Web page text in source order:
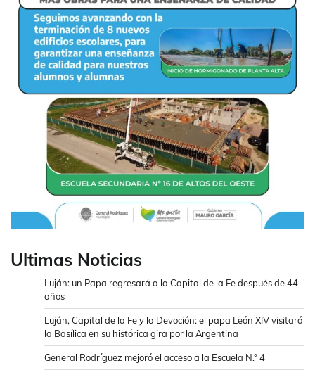
Ultimas Noticias
Luján: un Papa regresará a la Capital de la Fe después de 44
años
Luján, Capital de la Fe y la Devoción: el papa León XIV visitará
la Basílica en su histórica gira por la Argentina
General Rodríguez mejoró el acceso a la Escuela N.° 4